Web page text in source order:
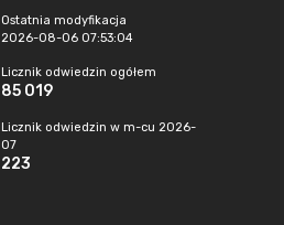
Ostatnia modyfikacja
2026-08-06 07:53:04
Licznik odwiedzin ogółem
85 019
Licznik odwiedzin w m-cu 2026-
07
223